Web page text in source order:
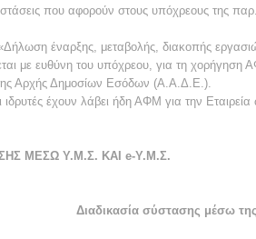
που αφορούν στους υπόχρεους της
έναρξης, μεταβολής, διακοπής
με ευθύνη του υπόχρεου, για τη χορήγηση
Αρχής Δημοσίων Εσόδων (Α.Α.Δ.Ε.).
ιδρυτές έχουν λάβει ήδη ΑΦΜ για την
ΜΕΣΩ Υ.Μ.Σ. ΚΑΙ e-Υ.Μ.Σ.
Διαδικασία σύστασης μέσω